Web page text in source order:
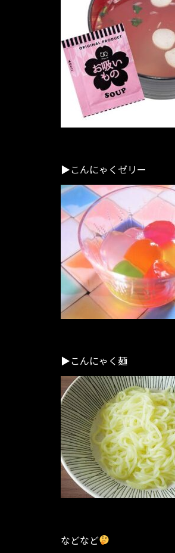
▶︎こんにゃくゼリー
▶︎こんにゃく麺
などなど